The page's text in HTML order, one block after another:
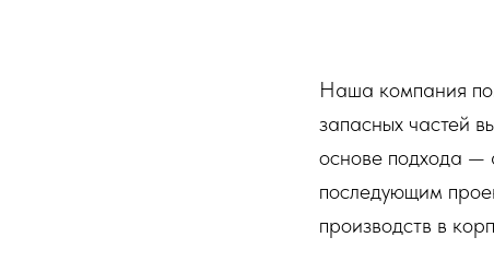
Наша компания
запасных частей
основе подхода —
последующим
производств в